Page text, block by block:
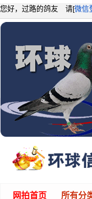
您好，过路的鸽友 请[微信
网拍首页 所有分